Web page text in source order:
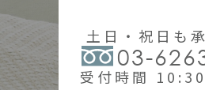
土日・祝日も
03-
受付時間